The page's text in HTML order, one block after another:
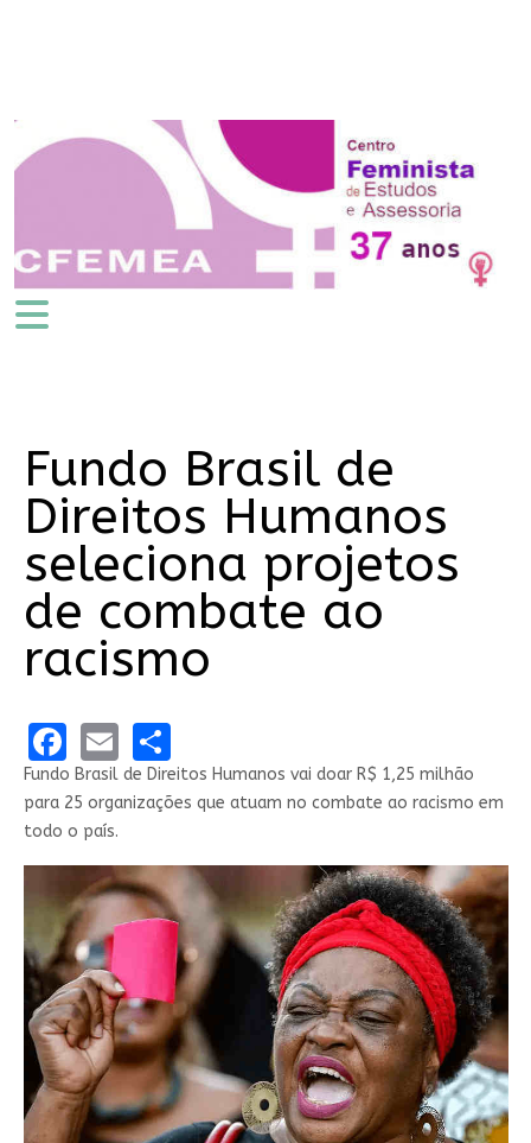
Fundo Brasil de
Direitos Humanos
seleciona projetos
de combate ao
racismo
Facebook
EmailShare
Fundo Brasil de Direitos Humanos vai doar R$ 1,25 milhão
para 25 organizações que atuam no combate ao racismo em
todo o país.